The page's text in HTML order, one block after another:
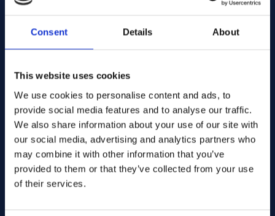
Consent Details About
This website uses cookies
We use cookies to personalise content and ads, to
provide social media features and to analyse our traffic.
We also share information about your use of our site with
our social media, advertising and analytics partners who
may combine it with other information that you’ve
provided to them or that they’ve collected from your use
of their services.
Menge eingeben
Ihre Nachricht